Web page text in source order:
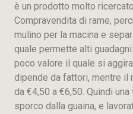
è un prodotto molto
Compravendita di rame,
mulino per la macina e
quale permette alti
poco valore il quale si
dipende da fattori, mentre il
da €4,50 a €6,50. Quindi
sporco dalla guaina, e